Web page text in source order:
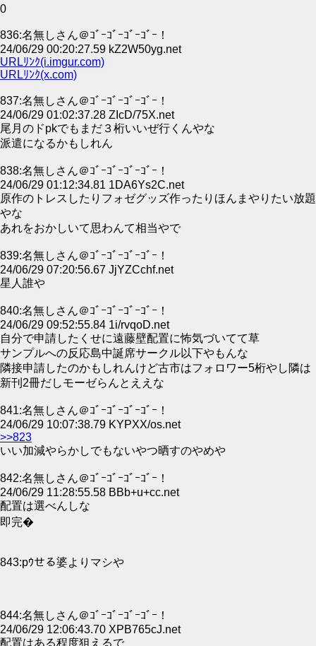
0
836:名無しさん＠ｺﾞｰｺﾞｰｺﾞｰｺﾞｰ！
24/06/29 00:20:27.59 kZ2W50yg.net
URLﾘﾝｸ(i.imgur.com)
URLﾘﾝｸ(x.com)
837:名無しさん＠ｺﾞｰｺﾞｰｺﾞｰｺﾞｰ！
24/06/29 01:02:37.28 ZIcD/75X.net
尾月のドpkでもまだ３桁いいぜ行くんやな
派遣になるかもしれん
838:名無しさん＠ｺﾞｰｺﾞｰｺﾞｰｺﾞｰ！
24/06/29 01:12:34.81 1DA6Ys2C.net
原作のトレスしたりフォゼグッズ作ったりほんまやりたい放題
やな
あれをおかしいて思わんて相当やで
839:名無しさん＠ｺﾞｰｺﾞｰｺﾞｰｺﾞｰ！
24/06/29 07:20:56.67 JjYZCchf.net
星人誰や
840:名無しさん＠ｺﾞｰｺﾞｰｺﾞｰｺﾞｰ！
24/06/29 09:52:55.84 1i/rvqoD.net
自分で申請したくせに遠藤壁配置に怖気づいてて草
サンプルへの反応島中誕席サークル以下やもんな
隣接申請したのかもしれんけど古市はフォロワー5桁やし隣は
新刊2冊だしモーゼらんとええな
841:名無しさん＠ｺﾞｰｺﾞｰｺﾞｰｺﾞｰ！
24/06/29 10:07:38.79 KYPXX/os.net
>>823
いい加減やらかしでもないやつ晒すのやめや
842:名無しさん＠ｺﾞｰｺﾞｰｺﾞｰｺﾞｰ！
24/06/29 11:28:55.58 BBb+u+cc.net
配置は選べんしな
即完�
843:рｳせる婆よりマシや
844:名無しさん＠ｺﾞｰｺﾞｰｺﾞｰｺﾞｰ！
24/06/29 12:06:43.70 XPB765cJ.net
配置はある程度狙えるで